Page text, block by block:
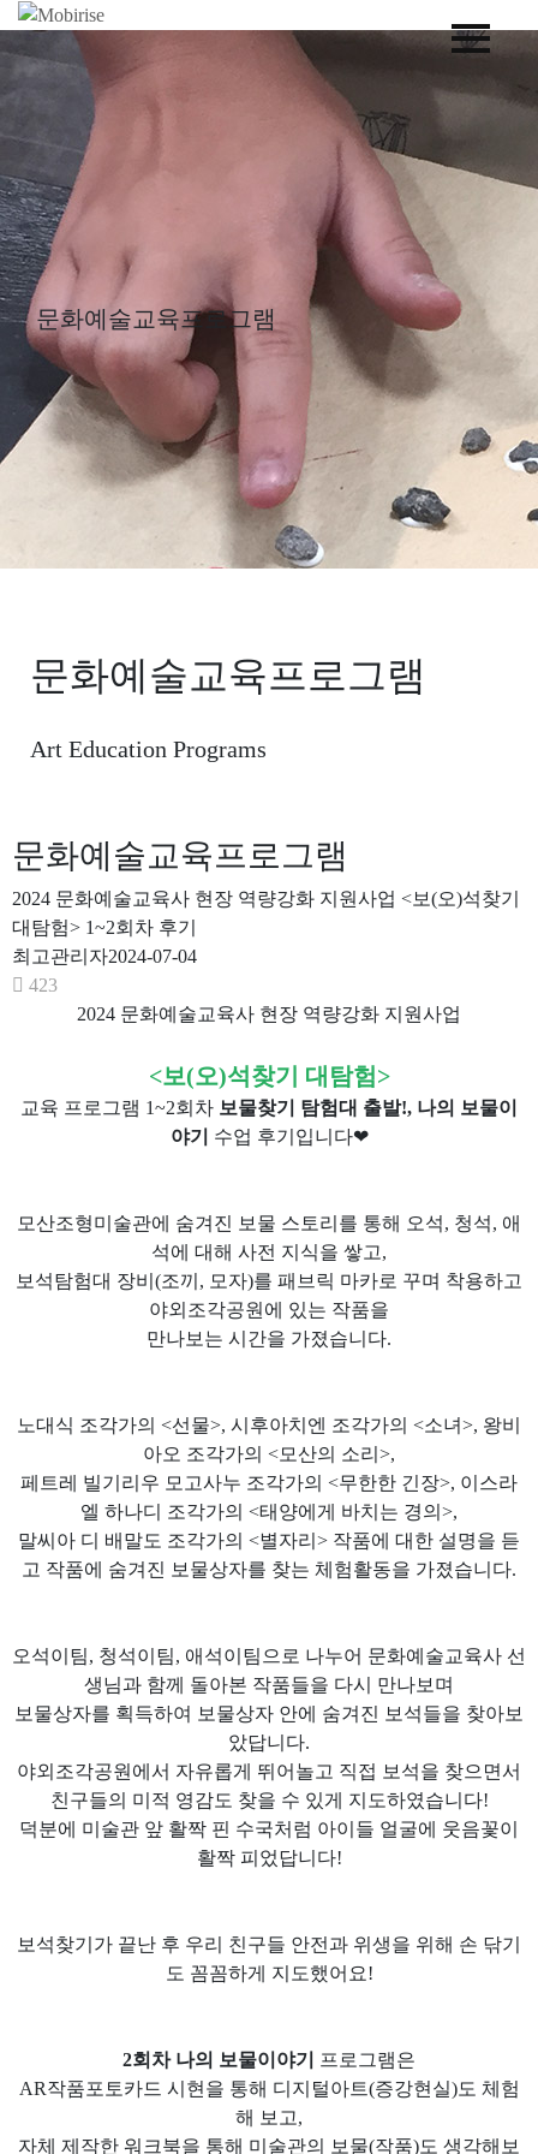
문화예술교육프로그램
문화예술교육프로그램
Art Education Programs
문화예술교육프로그램
2024 문화예술교육사 현장 역량강화 지원사업 <보(오)석찾기
대탐험> 1~2회차 후기
최고관리자2024-07-04
423
2024 문화예술교육사 현장 역량강화 지원사업
<보(오)석찾기 대탐험>
교육 프로그램 1~2회차 보물찾기 탐험대 출발!, 나의 보물이
야기
수업 후기입니다❤
모산조형미술관에 숨겨진 보물 스토리를 통해 오석, 청석, 애
석에 대해 사전 지식을 쌓고,
보석탐험대 장비(조끼, 모자)를 패브릭 마카로 꾸며 착용하고
야외조각공원에 있는 작품을
만나보는 시간을 가졌습니다.
노대식 조각가의 <선물>, 시후아치엔 조각가의 <소녀>, 왕비
아오 조각가의 <모산의 소리>,
페트레 빌기리우 모고사누 조각가의 <무한한 긴장>, 이스라
엘 하나디 조각가의 <태양에게 바치는 경의>,
말씨아 디 배말도 조각가의 <별자리> 작품에 대한 설명을 듣
고 작품에 숨겨진 보물상자를 찾는 체험활동을 가졌습니다.
오석이팀, 청석이팀, 애석이팀으로 나누어 문화예술교육사 선
생님과 함께 돌아본 작품들을 다시 만나보며
보물상자를 획득하여 보물상자 안에 숨겨진 보석들을 찾아보
았답니다.
야외조각공원에서 자유롭게 뛰어놀고 직접 보석을 찾으면서
친구들의 미적 영감도 찾을 수 있게 지도하였습니다!
덕분에 미술관 앞 활짝 핀 수국처럼 아이들 얼굴에 웃음꽃이
활짝 피었답니다!
보석찾기가 끝난 후 우리 친구들 안전과 위생을 위해 손 닦기
도 꼼꼼하게 지도했어요!
2회차 나의 보물이야기
프로그램은
AR작품포토카드 시현을 통해 디지털아트(증강현실)도 체험
해 보고,
자체 제작한 워크북을 통해 미술관의 보물(작품)도 생각해보